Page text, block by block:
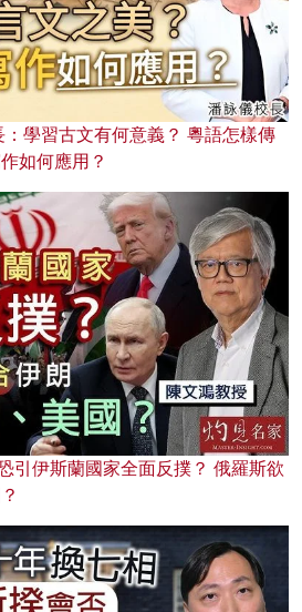
學習古文有何意義？ 粵語怎樣傳
如何應用？
引伊斯蘭國家全面反撲？ 俄羅斯欲